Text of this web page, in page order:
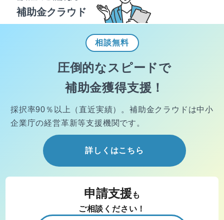
補助金クラウド
相談無料
圧倒的なスピードで
補助金獲得支援！
採択率90％以上（直近実績）。 補助金クラウドは中小
企業庁の経営革新等支援機関です。
詳しくはこちら
申請支援 も
ご相談ください！